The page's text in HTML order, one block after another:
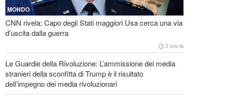
MONDO
CNN rivela: Capo degli Stati maggiori Usa cerca una via
d’uscita dalla guerra
2 ore fa
Le Guardie della Rivoluzione: L’ammissione dei media
stranieri della sconfitta di Trump è il risultato
dell’impegno dei media rivoluzionari